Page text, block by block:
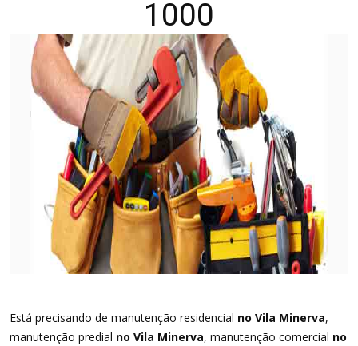
1000
Está precisando de manutenção residencial no Vila Minerva,
manutenção predial no Vila Minerva, manutenção comercial no